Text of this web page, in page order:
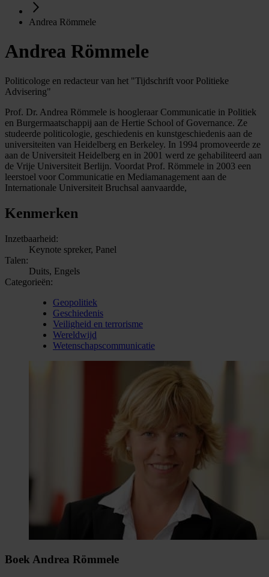
Andrea Römmele
Andrea Römmele
Politicologe en redacteur van het "Tijdschrift voor Politieke
Advisering"
Prof. Dr. Andrea Römmele is hoogleraar Communicatie in Politiek
en Burgermaatschappij aan de Hertie School of Governance. Ze
studeerde politicologie, geschiedenis en kunstgeschiedenis aan de
universiteiten van Heidelberg en Berkeley. In 1994 promoveerde ze
aan de Universiteit Heidelberg en in 2001 werd ze gehabiliteerd aan
de Vrije Universiteit Berlijn. Voordat Prof. Römmele in 2003 een
leerstoel voor Communicatie en Mediamanagement aan de
Internationale Universiteit Bruchsal aanvaardde,
Kenmerken
Inzetbaarheid:
Keynote spreker, Panel
Talen:
Duits, Engels
Categorieën:
Geopolitiek
Geschiedenis
Veiligheid en terrorisme
Wereldwijd
Wetenschapscommunicatie
Boek Andrea Römmele